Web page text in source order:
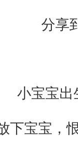
分享
小宝宝出
下宝宝，